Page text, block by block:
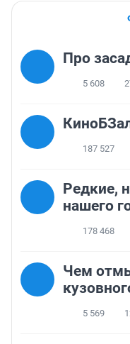
Про
5 608
187 527
Редкие,
нашего
178 468
Чем
5 569